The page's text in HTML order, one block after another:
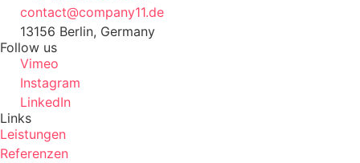
contact@company11.de
13156 Berlin, Germany
Follow us
Vimeo
Instagram
LinkedIn
Links
Leistungen
Referenzen